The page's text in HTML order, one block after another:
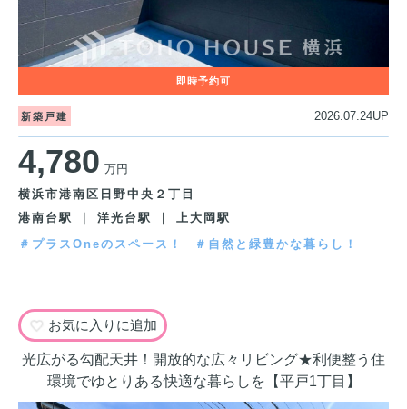
新築戸建 2026.07.24UP
4,780 万円
横浜市港南区日野中央２丁目
港南台駅 ｜ 洋光台駅 ｜ 上大岡駅
＃プラスOneのスペース！
＃自然と緑豊かな暮らし！
お気に入りに追加
光広がる勾配天井！開放的な広々リビング★利便整う住
環境でゆとりある快適な暮らしを【平戸1丁目】